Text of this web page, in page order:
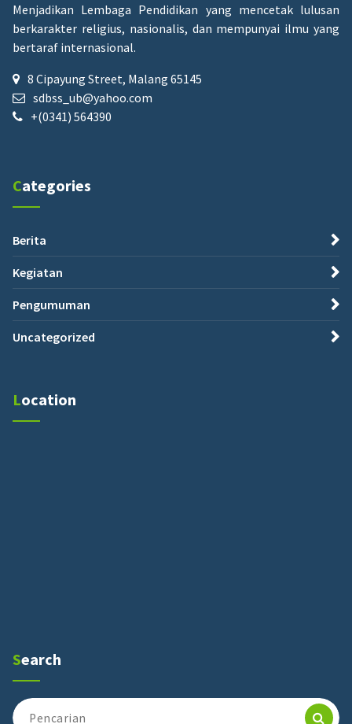
Menjadikan Lembaga Pendidikan yang mencetak lulusan
berkarakter religius, nasionalis, dan mempunyai ilmu yang
bertaraf internasional.
8 Cipayung Street, Malang 65145
sdbss_ub@yahoo.com
+(0341) 564390
Categories
Berita
Kegiatan
Pengumuman
Uncategorized
Location
Search
Pencarian